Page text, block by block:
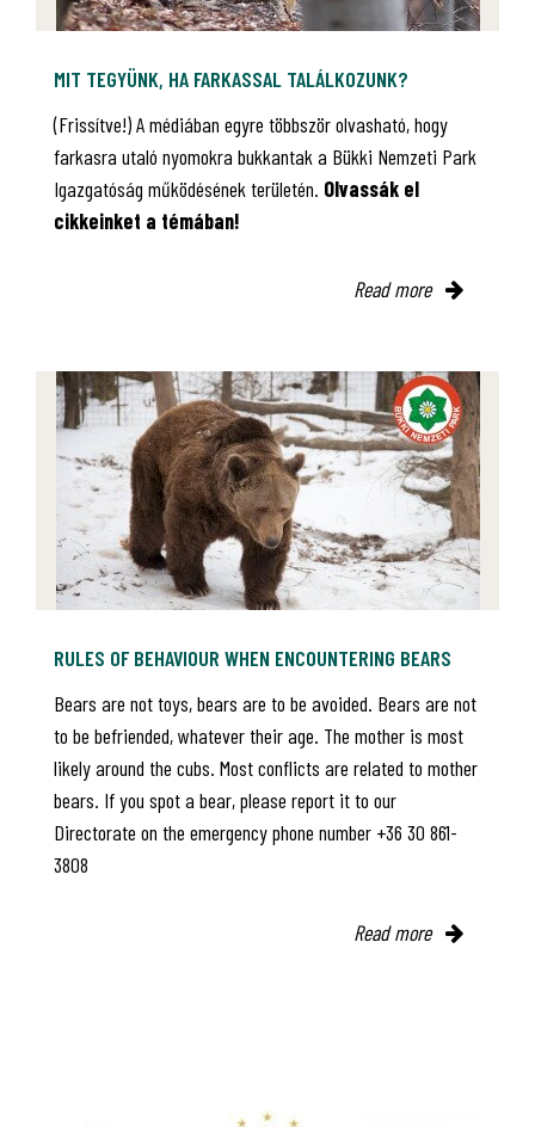
MIT TEGYÜNK, HA FARKASSAL TALÁLKOZUNK?
(Frissítve!) A médiában egyre többször olvasható, hogy
farkasra utaló nyomokra bukkantak a Bükki Nemzeti Park
Igazgatóság működésének területén. Olvassák el
cikkeinket a témában!
Read more
RULES OF BEHAVIOUR WHEN ENCOUNTERING BEARS
Bears are not toys, bears are to be avoided. Bears are not
to be befriended, whatever their age. The mother is most
likely around the cubs. Most conflicts are related to mother
bears. If you spot a bear, please report it to our
Directorate on the emergency phone number +36 30 861-
3808
Read more